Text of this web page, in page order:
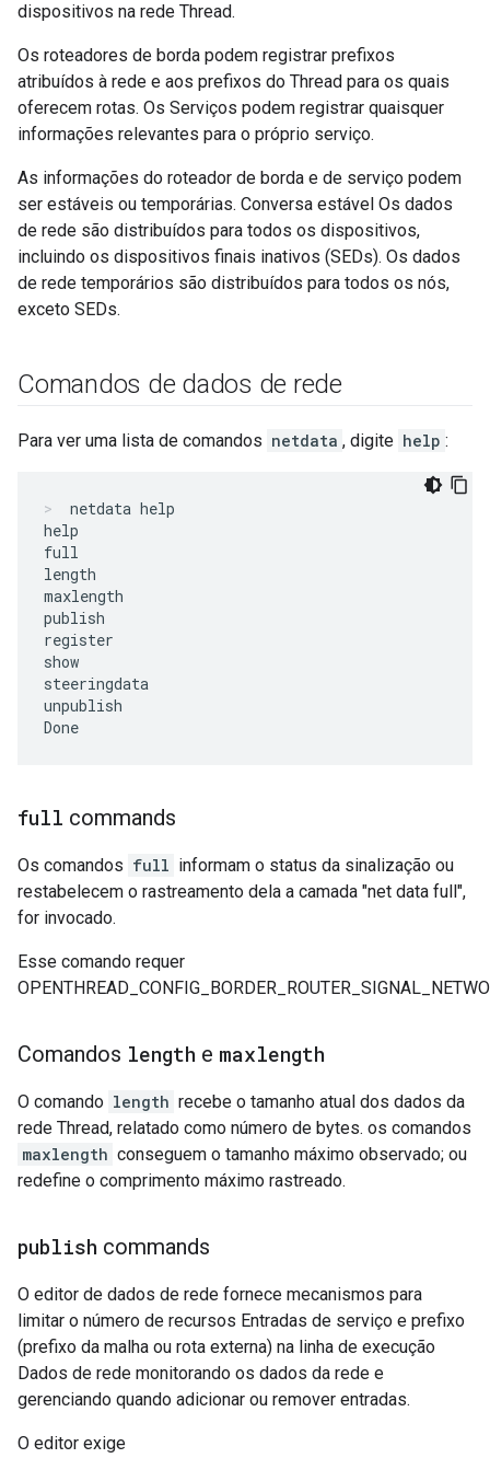
dispositivos na rede Thread.
Os roteadores de borda podem registrar prefixos
atribuídos à rede e aos prefixos do Thread para os quais
oferecem rotas. Os Serviços podem registrar quaisquer
informações relevantes para o próprio serviço.
As informações do roteador de borda e de serviço podem
ser estáveis ou temporárias. Conversa estável Os dados
de rede são distribuídos para todos os dispositivos,
incluindo os dispositivos finais inativos (SEDs). Os dados
de rede temporários são distribuídos para todos os nós,
exceto SEDs.
Comandos de dados de rede
Para ver uma lista de comandos netdata , digite help :
netdata help
help
full
length
maxlength
publish
register
show
steeringdata
unpublish
full commands
Os comandos full informam o status da sinalização ou
restabelecem o rastreamento dela a camada "net data full",
for invocado.
Esse comando requer
Comandos length e maxlength
O comando length recebe o tamanho atual dos dados da
rede Thread, relatado como número de bytes. os comandos
maxlength conseguem o tamanho máximo observado; ou
redefine o comprimento máximo rastreado.
publish commands
O editor de dados de rede fornece mecanismos para
limitar o número de recursos Entradas de serviço e prefixo
(prefixo da malha ou rota externa) na linha de execução
Dados de rede monitorando os dados da rede e
gerenciando quando adicionar ou remover entradas.
O editor exige